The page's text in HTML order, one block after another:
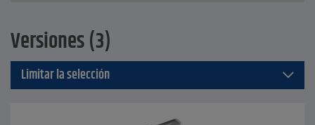
Versiones (3)
Limitar la selección